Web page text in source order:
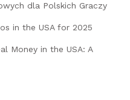
dla Polskich Graczy
in the USA for 2025
Money in the USA: A